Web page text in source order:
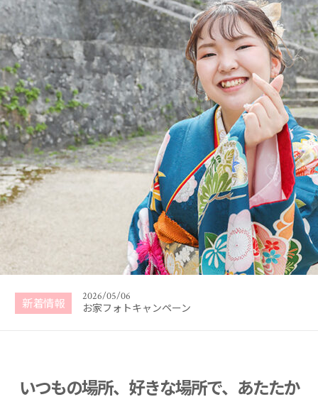
新着情報
ご卒業・ご入学記念撮影キャンペーン （2026年3
月〜4月）
2026/07/01
夏キャンペーン 2026年7月〜8月末まで
2026/05/06
お家フォトキャンペーン
2026/03/09
いつもの場所、好きな場所で、あたたか